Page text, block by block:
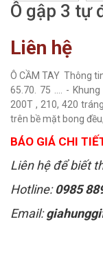
Ô gập 3 tự
Liên hệ
Ô CẦM TAY Thông
65.70. 75 .... -
200T , 210, 420
trên bề mặt bong
BÁO GIÁ CHI
Liên hệ để biết
Hotline:0985
Email: